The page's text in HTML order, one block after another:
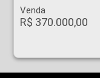
Venda
R$ 370.000,00